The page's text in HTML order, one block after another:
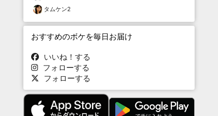
タムケン2
おすすめのボケを毎日お届け
いいね！する
フォローする
フォローする